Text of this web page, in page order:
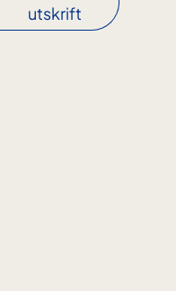
utskrift